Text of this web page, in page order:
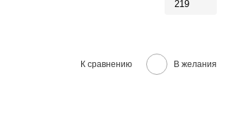
219
К сравнению В желания